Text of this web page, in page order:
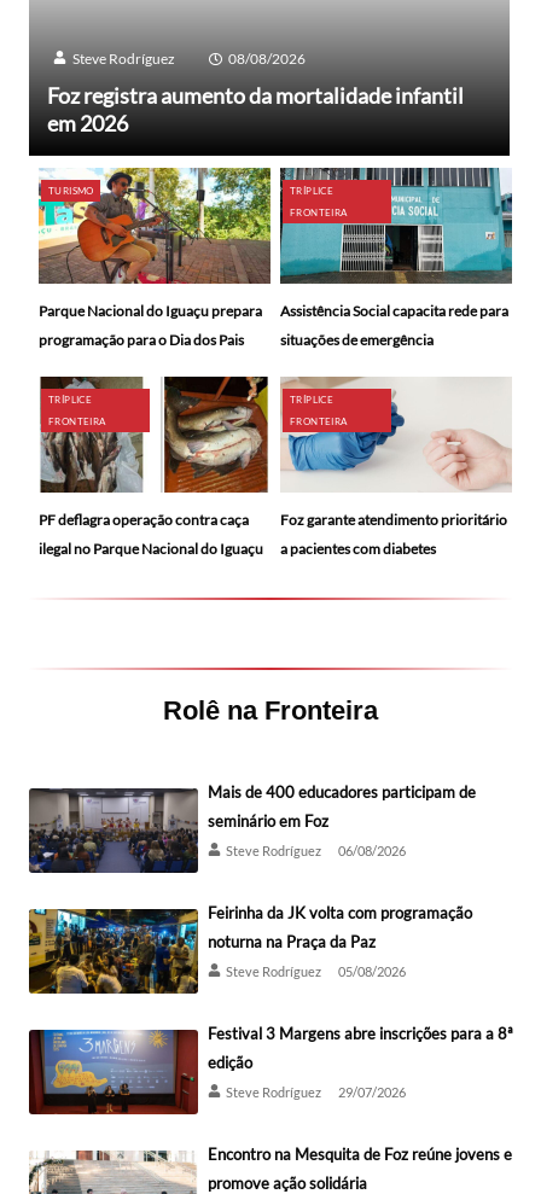
Steve Rodríguez 08/08/2026
Foz registra aumento da mortalidade infantil
em 2026
TURISMO
Parque Nacional do Iguaçu prepara
programação para o Dia dos Pais
TRÍPLICE
FRONTEIRA
Assistência Social capacita rede para
situações de emergência
TRÍPLICE
FRONTEIRA
PF deflagra operação contra caça
ilegal no Parque Nacional do Iguaçu
TRÍPLICE
FRONTEIRA
Foz garante atendimento prioritário
a pacientes com diabetes
Rolê na Fronteira
Mais de 400 educadores participam de
seminário em Foz
Steve Rodríguez 06/08/2026
Feirinha da JK volta com programação
noturna na Praça da Paz
Steve Rodríguez 05/08/2026
Festival 3 Margens abre inscrições para a 8ª
edição
Steve Rodríguez 29/07/2026
Encontro na Mesquita de Foz reúne jovens e
promove ação solidária